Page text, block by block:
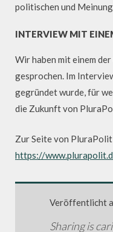
politischen und
INTERVIEW MIT
Wir haben mit einem
gesprochen. Im
gegründet wurde, für
die Zukunft von
Zur Seite von
https://
Veröffentlicht
Sharing is